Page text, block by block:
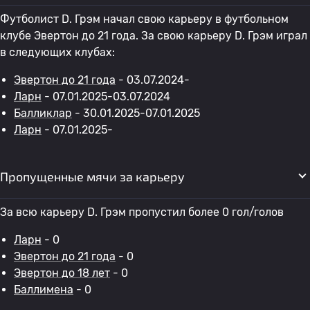
Футболист D. Грэм начал свою карьеру в футбольном
клубе Эвертон до 21 года. За свою карьеру D. Грэм играл
в следующих клубах:
Эвертон до 21 года - 03.07.2024-
Ларн - 07.01.2025-03.07.2024
Балликлар - 30.01.2025-07.01.2025
Ларн - 07.01.2025-
Пропущенные мячи за карьеру
За всю карьеру D. Грэм пропустил более 0 гол/голов
Ларн - 0
Эвертон до 21 года - 0
Эвертон до 18 лет - 0
Баллимена - 0